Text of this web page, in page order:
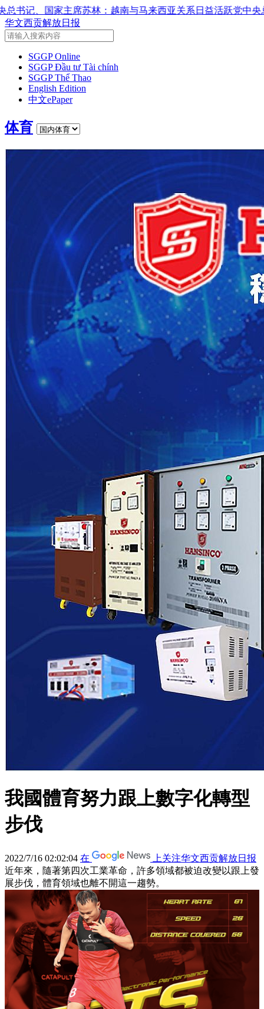
南与马来西亚关系日益活跃党中央总书记、国家主席苏林：
华文西贡解放日报
SGGP Online
SGGP Đầu tư Tài chính
SGGP Thể Thao
English Edition
中文ePaper
体育
我國體育努力跟上數字化轉型
步伐
2022/7/16 02:02:04 在
上关注华文西贡解放日报
近年來，隨著第四次工業革命，許多領域都被迫改變以跟上發
展步伐，體育領域也離不開這一趨勢。